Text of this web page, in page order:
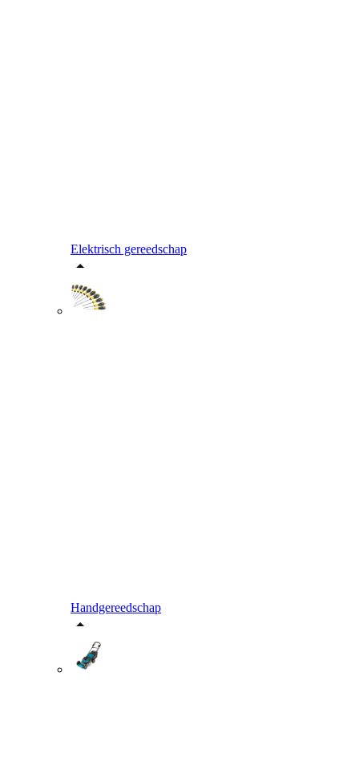
Elektrisch gereedschap
Handgereedschap